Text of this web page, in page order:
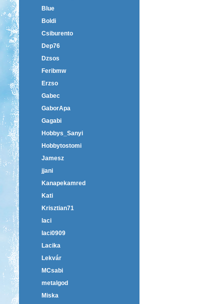
Blue
Boldi
Csiburento
Dep76
Dzsos
Feribmw
Erzso
Gabec
GaborApa
Gagabi
Hobbys_Sanyi
Hobbytostomi
Jamesz
jjani
Kanapekamred
Kati
Krisztian71
laci
laci0909
Lacika
Lekvár
MCsabi
metalgod
Miska